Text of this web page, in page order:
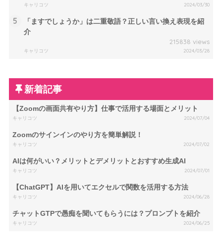
キャリコツ 2024/03/30
5
「ますでしょうか」は二重敬語？正しい言い換え表現を紹
介
215838 views
キャリコツ 2024/03/28
新着記事
【Zoomの画面共有やり方】仕事で活用する場面とメリット
キャリコツ 2024/07/04
Zoomのサインインのやり方を簡単解説！
キャリコツ 2024/07/02
AIは何がいい？メリットとデメリットとおすすめ生成AI
キャリコツ 2024/07/01
【ChatGPT】AIを用いてエクセルで関数を活用する方法
キャリコツ 2024/06/28
チャットGTPで愚痴を聞いてもらうには？プロンプトを紹介
キャリコツ 2024/06/25